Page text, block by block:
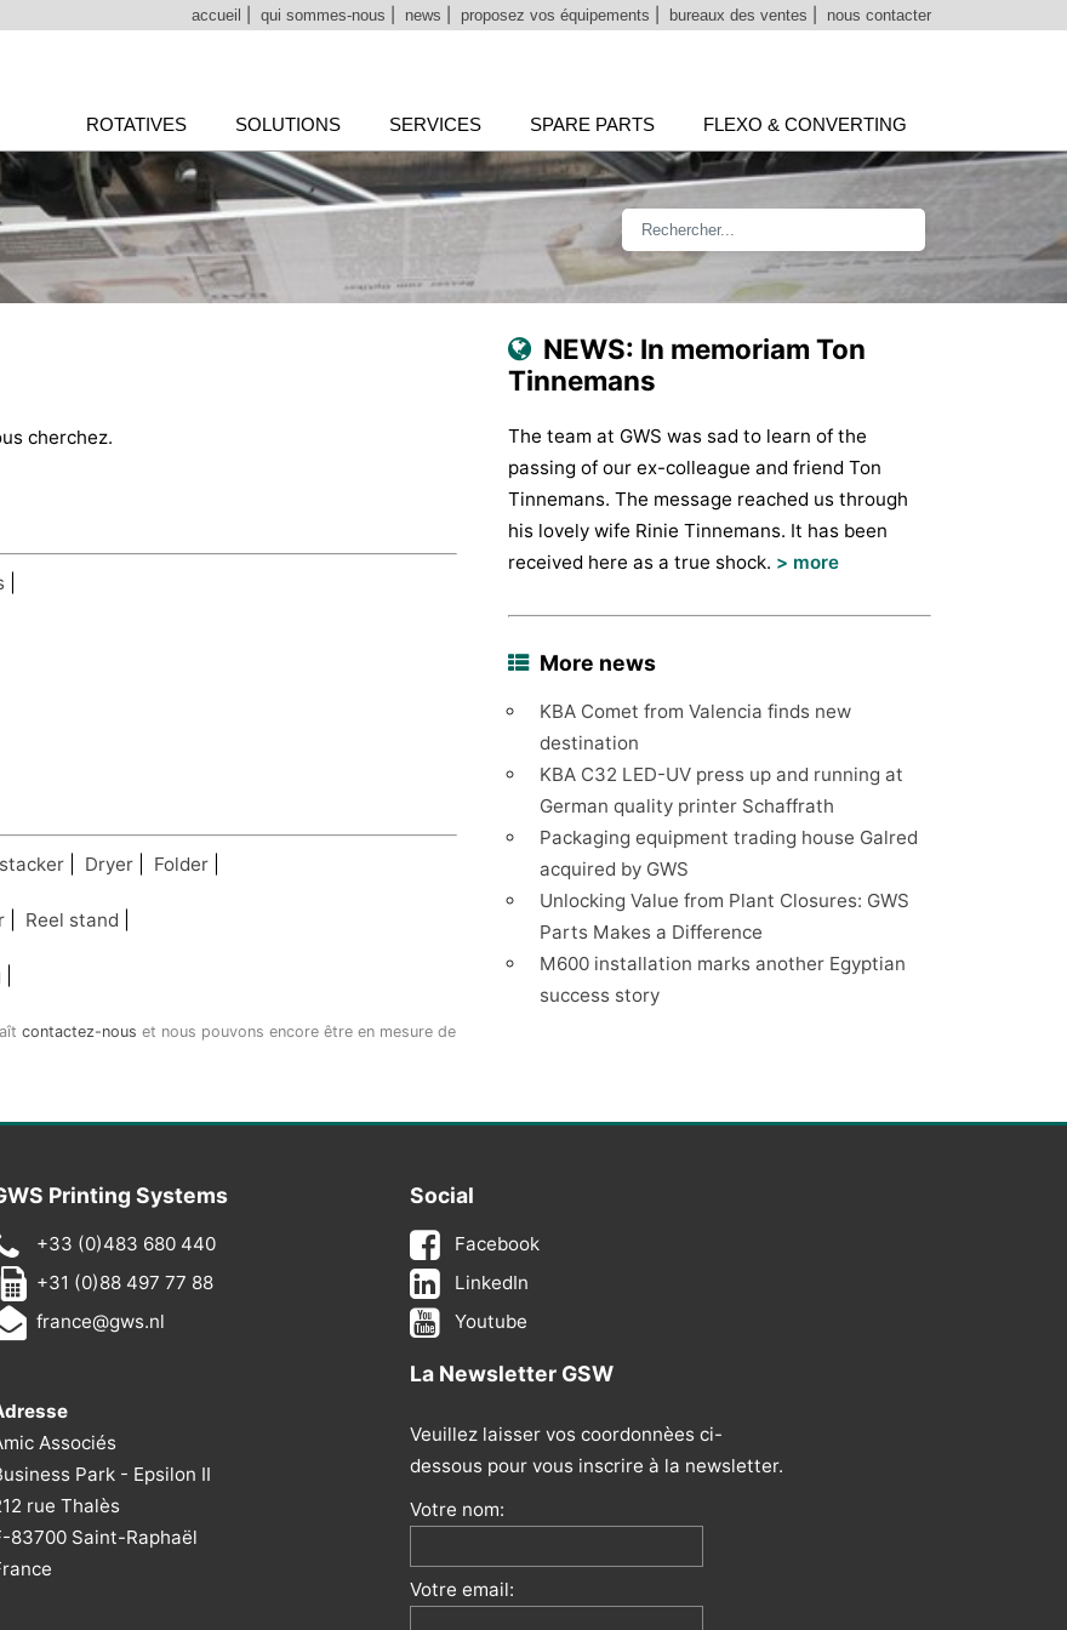
accueil qui sommes-nous news proposez vos équipements bureaux des ventes nous contacter
ROTATIVES SOLUTIONS SERVICES SPARE PARTS FLEXO & CONVERTING
cherchez.
Dryer Folder
Reel stand
contactez-nous et nous pouvons encore être en mesure de
NEWS: In memoriam Ton
Tinnemans
The team at GWS was sad to learn of the
passing of our ex-colleague and friend Ton
Tinnemans. The message reached us through
his lovely wife Rinie Tinnemans. It has been
received here as a true shock. > more
More news
KBA Comet from Valencia finds new
destination
KBA C32 LED-UV press up and running at
German quality printer Schaffrath
Packaging equipment trading house Galred
acquired by GWS
Unlocking Value from Plant Closures: GWS
Parts Makes a Difference
M600 installation marks another Egyptian
success story
Printing Systems
+33 (0)483 680 440
+31 (0)88 497 77 88
france@gws.nl
Associés
Park - Epsilon II
rue Thalès
83700 Saint-Raphaël
Social
Facebook
LinkedIn
Youtube
La Newsletter GSW
Veuillez laisser vos coordonnèes ci-
dessous pour vous inscrire à la newsletter.
Votre nom:
Votre email: